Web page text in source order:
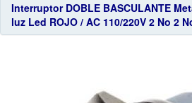
Interruptor DOBLE BASCULANTE
luz Led ROJO / AC 110/220V 2 No 2